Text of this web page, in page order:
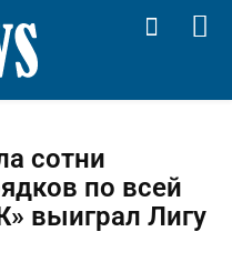
сотни
по всей
выиграл Лигу